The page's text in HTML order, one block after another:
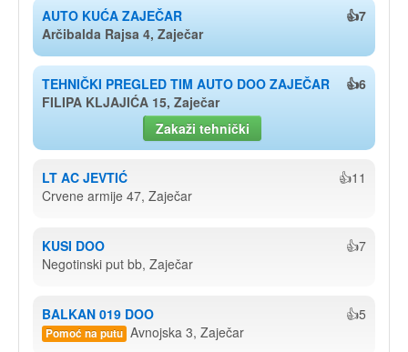
AUTO KUĆA ZAJEČAR
👍7
Arčibalda Rajsa 4, Zaječar
TEHNIČKI PREGLED TIM AUTO DOO ZAJEČAR
👍6
FILIPA KLJAJIĆA 15, Zaječar
Zakaži tehnički
LT AC JEVTIĆ
👍11
Crvene armije 47, Zaječar
KUSI DOO
👍7
Negotinski put bb, Zaječar
BALKAN 019 DOO 👍5
Pomoć na putu Avnojska 3, Zaječar